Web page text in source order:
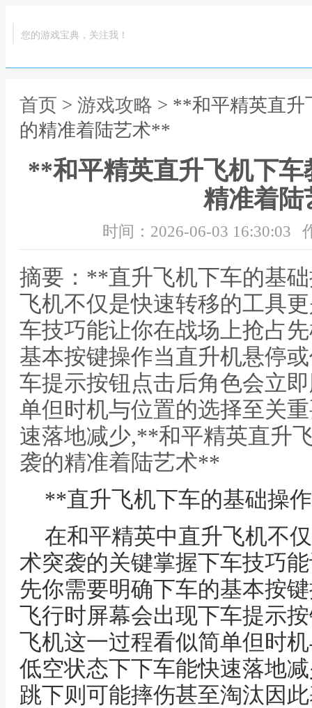
您的游戏宝典，关注我！
首页 > 游戏攻略 > **和平精英直升
的精准着陆艺术**
**和平精英直升飞机下
精准着
时间：2026-06-03 16:30:03
摘要：**直升飞机下车的基
飞机不仅是快速转移的工具
车技巧能让你在战场上抢占
基本按键操作当直升机悬停
车提示按钮点击后角色会立
单但时机与位置的选择至关
速落地减少,**和平精英直升
袭的精准着陆艺术**
**直升飞机下车的基础操
在和平精英中直升飞机不
术突袭的关键掌握下车技巧
先你需要明确下车的基本按
飞行时屏幕会出现下车提示
飞机这一过程看似简单但时
低空状态下下车能快速落地
跳下则可能摔伤甚至淘汰因